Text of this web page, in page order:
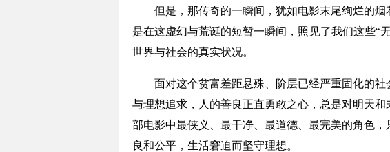
但是，那传奇的一瞬间，犹如电影末尾绚烂的烟
是在这虚幻与荒诞的短暂一瞬间，照见了我们这些“
世界与社会的真实状况。
面对这个贫富差距悬殊、阶层已经严重固化的社
与理想追求，人的善良正直勇敢之心，总是对明天
部电影中最侠义、最干净、最道德、最完美的角色
良和公平，生活窘迫而坚守理想。